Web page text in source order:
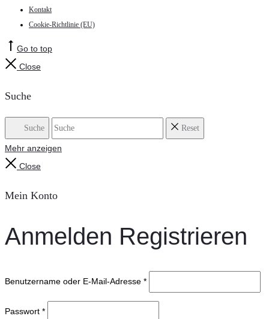
Kontakt
Cookie-Richtlinie (EU)
Go to top
Close
Suche
Suche Reset
Mehr anzeigen
Close
Mein Konto
Anmelden Registrieren
Benutzername oder E-Mail-Adresse *
Passwort *